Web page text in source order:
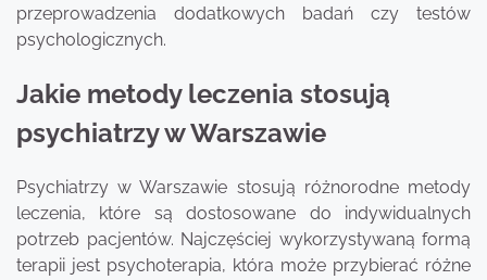
przeprowadzenia dodatkowych badań czy testów
psychologicznych.
Jakie metody leczenia stosują
psychiatrzy w Warszawie
Psychiatrzy w Warszawie stosują różnorodne metody
leczenia, które są dostosowane do indywidualnych
potrzeb pacjentów. Najczęściej wykorzystywaną formą
terapii jest psychoterapia, która może przybierać różne